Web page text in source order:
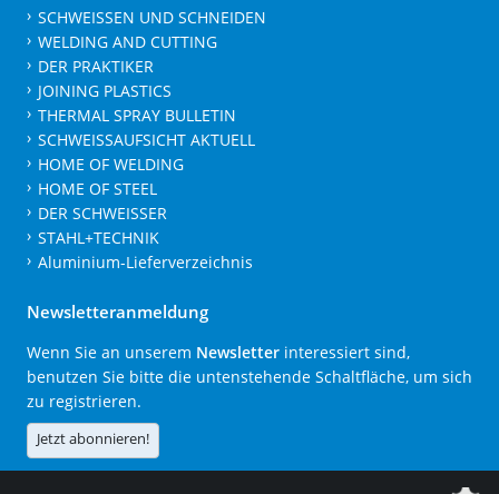
SCHWEISSEN UND SCHNEIDEN
WELDING AND CUTTING
DER PRAKTIKER
JOINING PLASTICS
THERMAL SPRAY BULLETIN
SCHWEISSAUFSICHT AKTUELL
HOME OF WELDING
HOME OF STEEL
DER SCHWEISSER
STAHL+TECHNIK
Aluminium-Lieferverzeichnis
Newsletteranmeldung
Wenn Sie an unserem Newsletter interessiert sind,
benutzen Sie bitte die untenstehende Schaltfläche, um sich
zu registrieren.
Jetzt abonnieren!